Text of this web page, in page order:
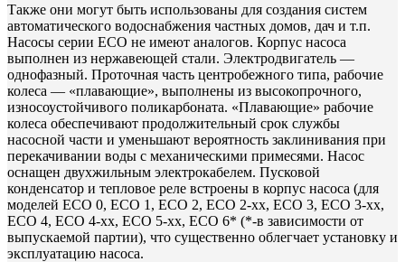
Также они могут быть использованы для создания систем
автоматического водоснабжения частных домов, дач и т.п.
Насосы серии ЕСО не имеют аналогов. Корпус насоса
выполнен из нержавеющей стали. Электродвигатель —
однофазный. Проточная часть центробежного типа, рабочие
колеса — «плавающие», выполнены из высокопрочного,
износоустойчивого поликарбоната. «Плавающие» рабочие
колеса обеспечивают продолжительный срок службы
насосной части и уменьшают вероятность заклинивания при
перекачивании воды с механическими примесями. Насос
оснащен двухжильным электрокабелем. Пусковой
конденсатор и тепловое реле встроены в корпус насоса (для
моделей ECO 0, ECO 1, ECO 2, ECO 2-xx, ECO 3, ECO 3-xx,
ECO 4, ECO 4-xx, ECO 5-xx, ECO 6* (*-в зависимости от
выпускаемой партии), что существенно облегчает установку и
эксплуатацию насоса.